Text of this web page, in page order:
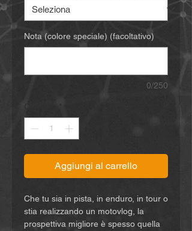
Nota (colore speciale) (facoltativo)
0/250
Aggiungi al carrello
Che tu sia in pista, in enduro, in tour o
stia realizzando un motovlog, la
prospettiva migliore è spesso quella